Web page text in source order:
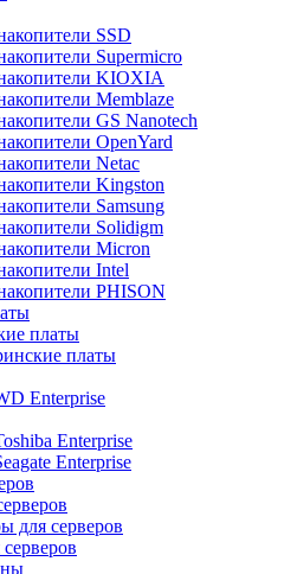
SSD
Supermicro
KIOXIA
Memblaze
GS Nanotech
OpenYard
Netac
Kingston
Samsung
Solidigm
Micron
Intel
PHISON
платы
платы
Enterprise
Enterprise
Enterprise
для серверов